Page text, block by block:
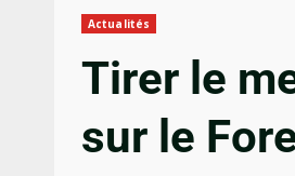
Actualités
Tirer le
sur le